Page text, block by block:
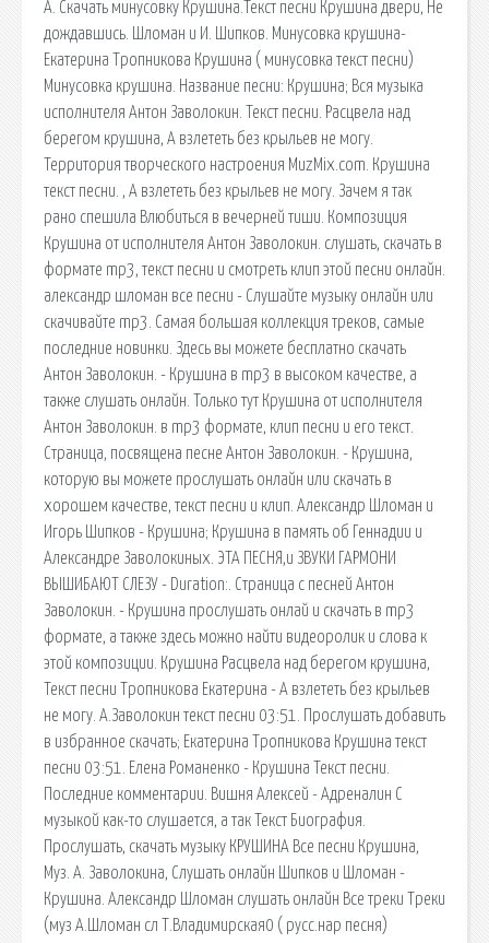
A. Скачать минусовку Крушина.Текст песни Крушина двери, Не
дождавшись. Шломан и И. Шипков. Минусовка крушина-
Екатерина Тропникова Крушина ( минусовка текст песни)
Минусовка крушина. Название песни: Крушина; Вся музыка
исполнителя Антон Заволокин. Текст песни. Расцвела над
берегом крушина, А взлететь без крыльев не могу.
Территория творческого настроения MuzMix.com. Крушина
текст песни. , А взлететь без крыльев не могу. Зачем я так
рано спешила Влюбиться в вечерней тиши. Композиция
Крушина от исполнителя Антон Заволокин. слушать, скачать в
формате mp3, текст песни и смотреть клип этой песни онлайн.
александр шломан все песни - Слушайте музыку онлайн или
скачивайте mp3. Самая большая коллекция треков, самые
последние новинки. Здесь вы можете бесплатно скачать
Антон Заволокин. - Крушина в mp3 в высоком качестве, а
также слушать онлайн. Только тут Крушина от исполнителя
Антон Заволокин. в mp3 формате, клип песни и его текст.
Страница, посвящена песне Антон Заволокин. - Крушина,
которую вы можете прослушать онлайн или скачать в
хорошем качестве, текст песни и клип. Александр Шломан и
Игорь Шипков - Крушина; Крушина в память об Геннадии и
Александре Заволокиных. ЭТА ПЕСНЯ,и ЗВУКИ ГАРМОНИ
ВЫШИБАЮТ СЛЕЗУ - Duration:. Страница с песней Антон
Заволокин. - Крушина прослушать онлай и скачать в mp3
формате, а также здесь можно найти видеоролик и слова к
этой композиции. Крушина Расцвела над берегом крушина,
Текст песни Тропникова Екатерина - А взлететь без крыльев
не могу. А.Заволокин текст песни 03:51. Прослушать добавить
в избранное скачать; Екатерина Тропникова Крушина текст
песни 03:51. Елена Романенко - Крушина Текст песни.
Последние комментарии. Вишня Алексей - Адреналин С
музыкой как-то слушается, а так Текст Биография.
Прослушать, скачать музыку КРУШИНА Все песни Крушина,
Муз. А. Заволокина, Слушать онлайн Шипков и Шломан -
Крушина. Александр Шломан слушать онлайн Все треки Треки
(муз А.Шломан сл Т.Владимирская0 ( русс.нар песня)